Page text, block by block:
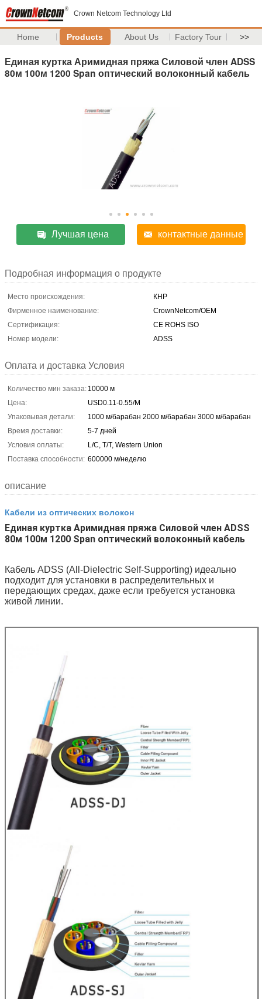
Crown Netcom Technology Ltd
Home Products About Us Factory Tour >>
Единая куртка Аримидная пряжа Силовой член ADSS
80м 100м 1200 Span оптический волоконный кабель
Лучшая цена контактные данные
Подробная информация о продукте
Место происхождения:
КНР
Фирменное наименование:
CrownNetcom/OEM
Сертификация:
CE ROHS ISO
Номер модели:
ADSS
Оплата и доставка Условия
Количество мин заказа: 10000 м
Цена:
USD0.11-0.55/M
Упаковывая детали:
1000 м/барабан 2000 м/барабан 3000 м/барабан
Время доставки:
5-7 дней
Условия оплаты:
L/C, T/T, Western Union
Поставка способности: 600000 м/неделю
описание
Кабели из оптических волокон
Единая куртка Аримидная пряжа Силовой член ADSS
80м 100м 1200 Span оптический волоконный кабель
Кабель ADSS (All-Dielectric Self-Supporting) идеально
подходит для установки в распределительных и
передающих средах, даже если требуется установка
живой линии.